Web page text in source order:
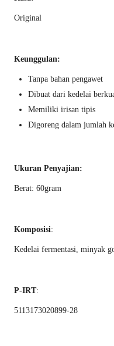
Original
Keunggulan:
Tanpa bahan pengawet
Dibuat dari kedelai
Memiliki irisan tipis
Digoreng dalam jumlah
Ukuran Penyajian:
Berat: 60gram
Komposisi:
Kedelai fermentasi, minyak
P-IRT:
5113173020899-28